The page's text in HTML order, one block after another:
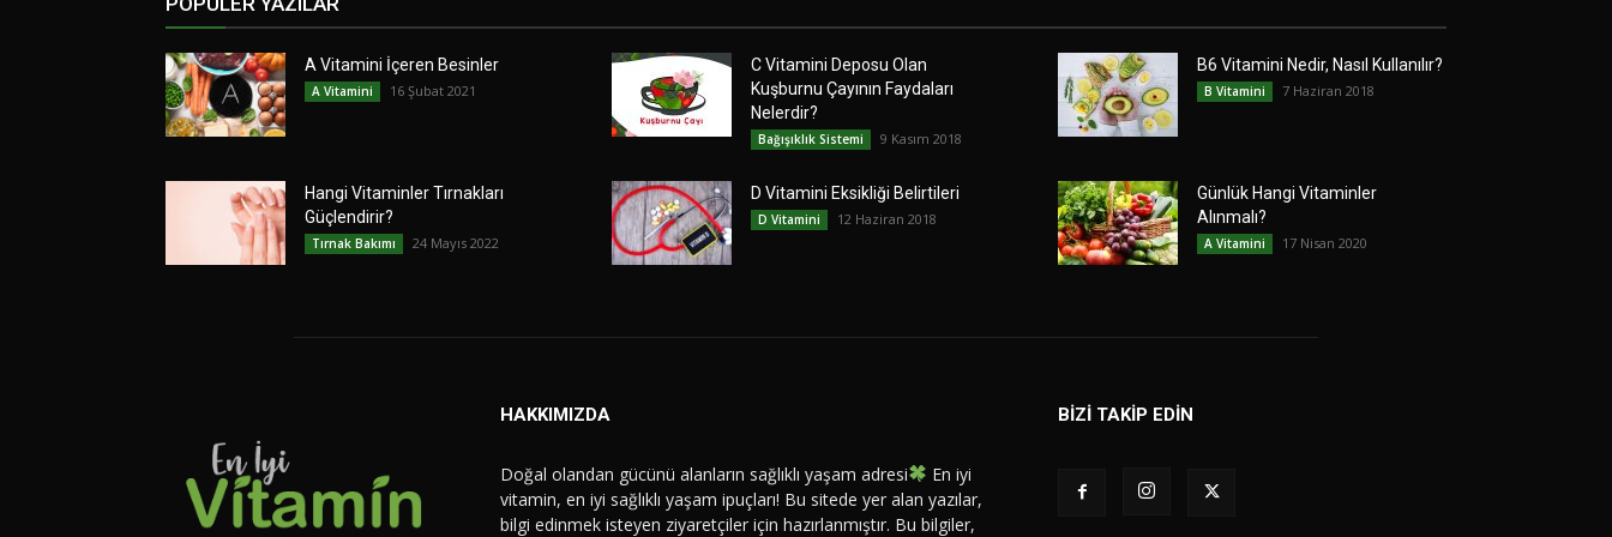
A Vitamini İçeren Besinler
A Vitamini 16 Şubat 2021
C Vitamini Deposu Olan
Kuşburnu Çayının Faydaları
Nelerdir?
Bağışıklık Sistemi 9 Kasım 2018
B6 Vitamini Nedir, Nasıl Kullanılır?
B Vitamini 7 Haziran 2018
Hangi Vitaminler Tırnakları
Güçlendirir?
Tırnak Bakımı 24 Mayıs 2022
D Vitamini Eksikliği Belirtileri
D Vitamini 12 Haziran 2018
Günlük Hangi Vitaminler
Alınmalı?
A Vitamini 17 Nisan 2020
HAKKIMIZDA
Doğal olandan gücünü alanların sağlıklı yaşam adresi
En iyi
vitamin, en iyi sağlıklı yaşam ipuçları! Bu sitede yer alan yazılar,
bilgi edinmek isteyen ziyaretçiler için hazırlanmıştır. Bu bilgiler,
BİZİ TAKİP EDİN